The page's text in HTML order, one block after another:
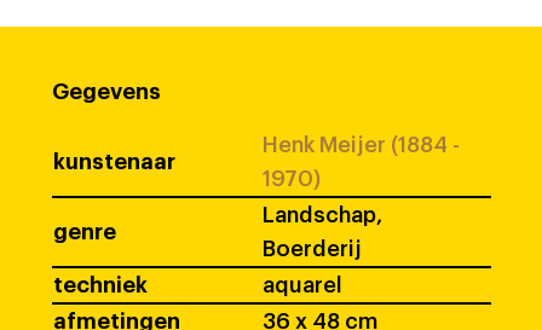
Gegevens
kunstenaar
Henk Meijer (1884 -
1970)
genre
Landschap,
Boerderij
techniek
aquarel
afmetingen
36 x 48 cm